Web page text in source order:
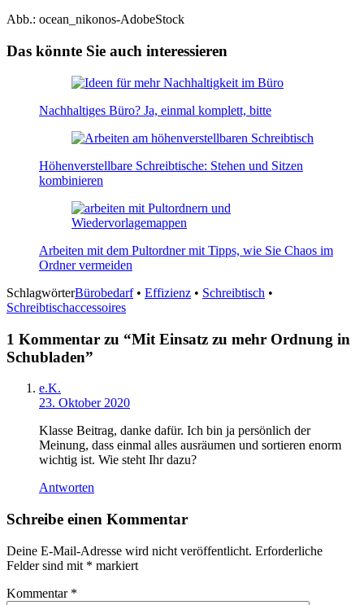
Abb.: ocean_nikonos-AdobeStock
Das könnte Sie auch interessieren
Nachhaltiges Büro? Ja, einmal komplett, bitte
Höhenverstellbare Schreibtische: Stehen und Sitzen
kombinieren
Arbeiten mit dem Pultordner mit Tipps, wie Sie Chaos im
Ordner vermeiden
SchlagwörterBürobedarf• Effizienz • Schreibtisch •
Schreibtischaccessoires
1 Kommentar zu “Mit Einsatz zu mehr Ordnung in
Schubladen”
e.K.
23. Oktober 2020
Klasse Beitrag, danke dafür. Ich bin ja persönlich der
Meinung, dass einmal alles ausräumen und sortieren enorm
wichtig ist. Wie steht Ihr dazu?
Antworten
Schreibe einen Kommentar
Deine E-Mail-Adresse wird nicht veröffentlicht. Erforderliche
Felder sind mit * markiert
Kommentar *